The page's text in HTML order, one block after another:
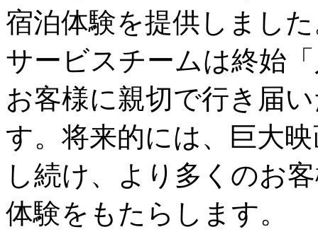
宿泊体験を提供しまし
サービスチームは終始
お客様に親切で行き届
す。将来的には、巨大
し続け、より多くのお
体験をもたらします。